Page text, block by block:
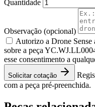
Quantidade
Observação (opcional)
Autorizo a Drone Sense
sobre a peça
esse consentimento a
Solicitar cotação
com a peça pré-preenchida.